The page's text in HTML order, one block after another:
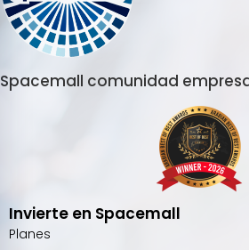
Spacemall comunidad
Invierte en Spacemall
Planes